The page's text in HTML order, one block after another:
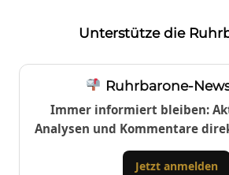
Unterstütze die
Ruhrbarone-
Immer informiert bleiben:
Analysen und Kommentare
Jetzt anmelden